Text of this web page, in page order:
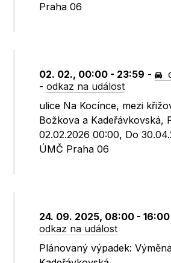
Praha 06
02. 02., 00:00 - 23:59 -
-odkaz na událost
ulice Na Kocínce, mezi
Božkova a Kadeřávkovská,
02.02.2026 00:00, Do
ÚMČ Praha 06
24. 09. 2025, 08:00 - 16:00
odkaz na událost
Plánovaný výpadek: